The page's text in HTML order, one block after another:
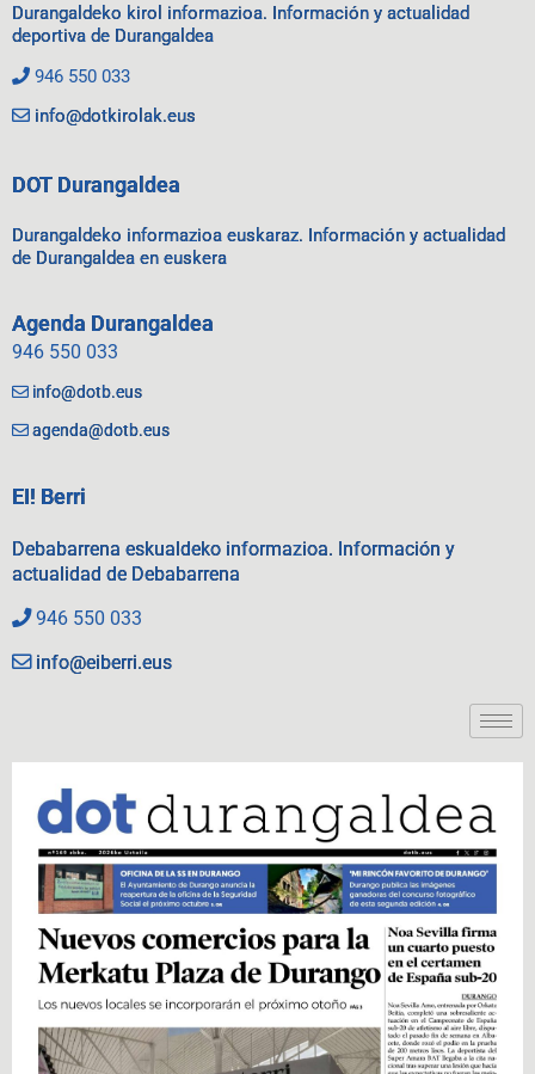
Durangaldeko kirol informazioa. Información y actualidad
deportiva de Durangaldea
946 550 033
info@dotkirolak.eus
DOT Durangaldea
Durangaldeko informazioa euskaraz. Información y actualidad
de Durangaldea en euskera
Agenda Durangaldea
946 550 033
info@dotb.eus
agenda@dotb.eus
EI! Berri
Debabarrena eskualdeko informazioa. Información y
actualidad de Debabarrena
946 550 033
info@eiberri.eus